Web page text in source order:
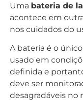
Uma bateria de
acontece em
nos cuidados do
A bateria é o
usado em
definida e
deve ser
desagradáveis no